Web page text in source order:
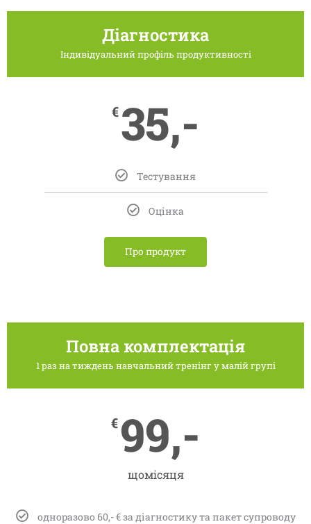
Діагностика
Індивідуальний профіль продуктивності
€35,-
Тестування
Оцінка
Про продукт
Повна комплектація
1 раз на тиждень навчальний тренінг у малій групі
€99,-
щомісяця
одноразово 60,- € за діагностику та пакет супроводу